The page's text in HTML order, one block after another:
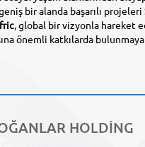
bir alanda başarılı
, global bir vizyonla hareket
önemli katkılarda bulunmaya
HOLDİNG